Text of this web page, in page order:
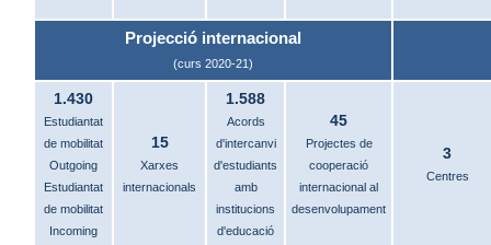
Projecció internacional
(curs 2020-21)
1.430
Estudiantat
de mobilitat
Outgoing
Estudiantat
de mobilitat
Incoming
15
Xarxes
internacionals
1.588
Acords
d'intercanvi
d'estudiants
amb
institucions
d'educació
45
Projectes de
cooperació
internacional al
desenvolupament
3
Centres